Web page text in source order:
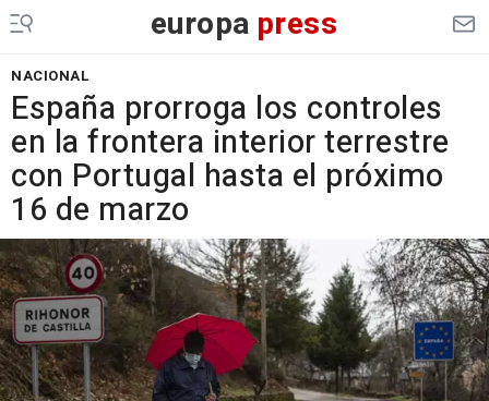
europa press
NACIONAL
España prorroga los controles
en la frontera interior terrestre
con Portugal hasta el próximo
16 de marzo